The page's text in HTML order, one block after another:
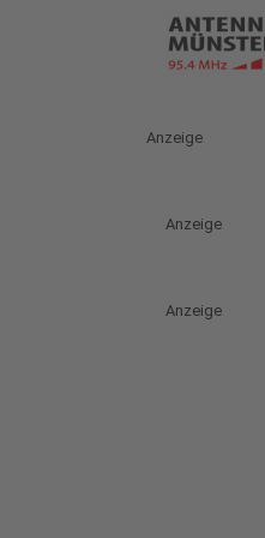
Anzeige
Anzeige
Anzeige